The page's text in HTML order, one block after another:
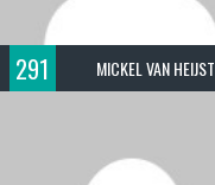
291 MICKEL VAN HEIJST